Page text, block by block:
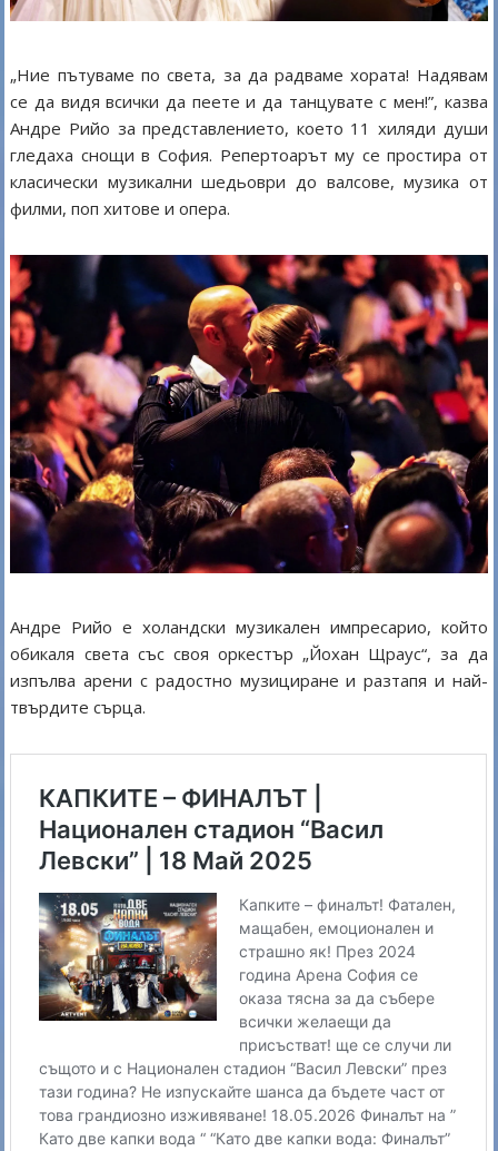
„Ние пътуваме по света, за да радваме хората! Надявам
се да видя всички да пеете и да танцувате с мен!”, казва
Андре Рийо за представлението, което 11 хиляди души
гледаха снощи в София. Репертоарът му се простира от
класически музикални шедьоври до валсове, музика от
филми, поп хитове и опера.
Андре Рийо е холандски музикален импресарио, който
обикаля света със своя оркестър „Йохан Щраус“, за да
изпълва арени с радостно музициране и разтапя и най-
твърдите сърца.